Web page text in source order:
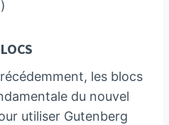
)
les blocs
du nouvel
utiliser Gutenberg